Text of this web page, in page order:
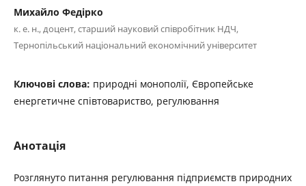
Михайло Федірко
к. е. н., доцент, старший науковий співробітник НДЧ,
Тернопільський національний економічний університет
Ключові слова: природні монополії, Європейське
енергетичне співтовариство, регулювання
Анотація
Розглянуто питання регулювання підприємств природних